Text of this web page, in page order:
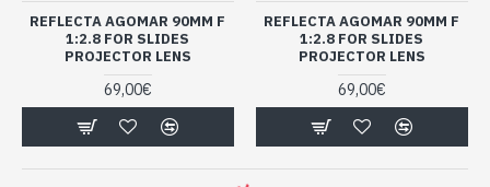
REFLECTA AGOMAR 90MM F
1:2.8 FOR SLIDES
PROJECTOR LENS
69,00€
REFLECTA AGOMAR 90MM F
1:2.8 FOR SLIDES
PROJECTOR LENS
69,00€